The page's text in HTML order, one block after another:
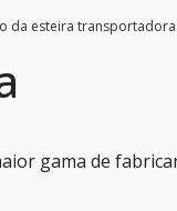
da esteira
gama de